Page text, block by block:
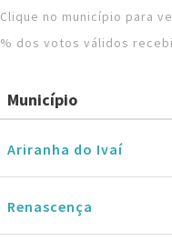
Clique no município para
% dos votos válidos
Município
Ariranha do Ivaí
Renascença